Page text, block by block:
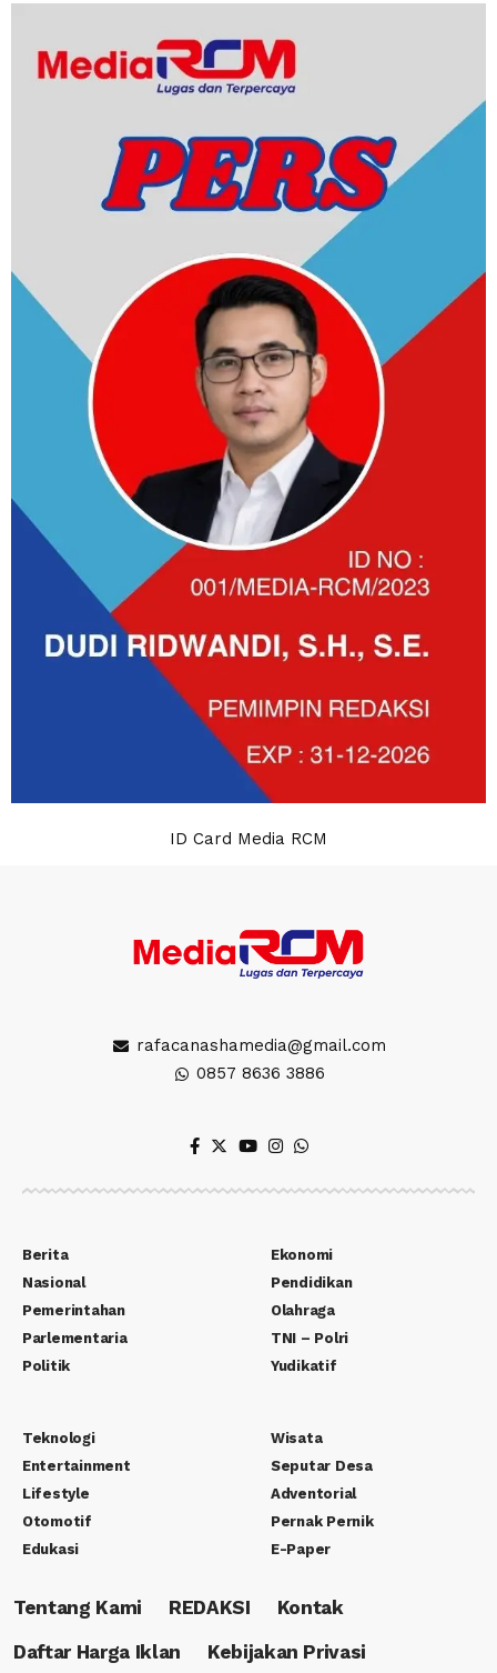
ID Card Media RCM
rafacanashamedia@gmail.com
0857 8636 3886
Berita
Nasional
Pemerintahan
Parlementaria
Politik
Ekonomi
Pendidikan
Olahraga
TNI – Polri
Yudikatif
Teknologi
Entertainment
Lifestyle
Otomotif
Edukasi
Wisata
Seputar Desa
Adventorial
Pernak Pernik
E-Paper
Tentang Kami REDAKSI
Kontak
Daftar Harga Iklan
Kebijakan Privasi